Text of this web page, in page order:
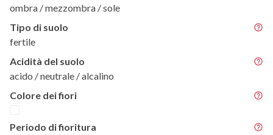
ombra / mezzombra / sole
Tipo di suolo
fertile
Acidità del suolo
acido / neutrale / alcalino
Colore dei fiori
Periodo di fioritura